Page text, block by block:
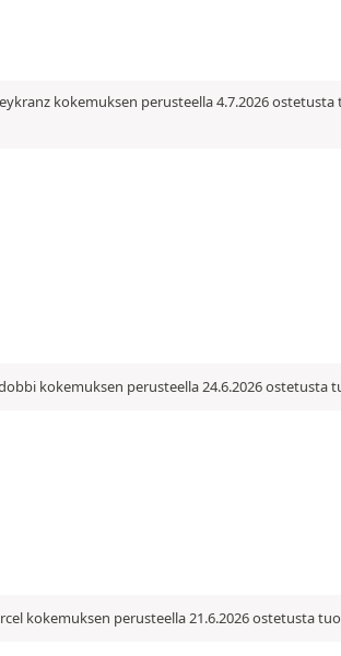
kokemuksen perusteella 4.7.2026 ostetusta
kokemuksen perusteella 24.6.2026 ostetusta
kokemuksen perusteella 21.6.2026 ostetusta